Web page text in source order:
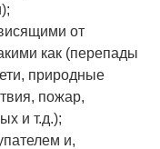
от
как (перепады
природные
пожар,
и т.д.);
и,